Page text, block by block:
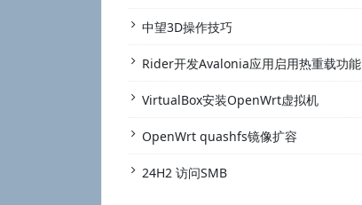
中望3D操作技巧
Rider开发Avalonia应用启用热重载功能
VirtualBox安装OpenWrt虚拟机
OpenWrt quashfs镜像扩容
24H2 访问SMB